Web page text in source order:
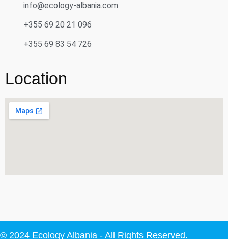
info@ecology-albania.com
+355 69 20 21 096
+355 69 83 54 726
Location
© 2024 Ecology Albania - All Rights Reserved.